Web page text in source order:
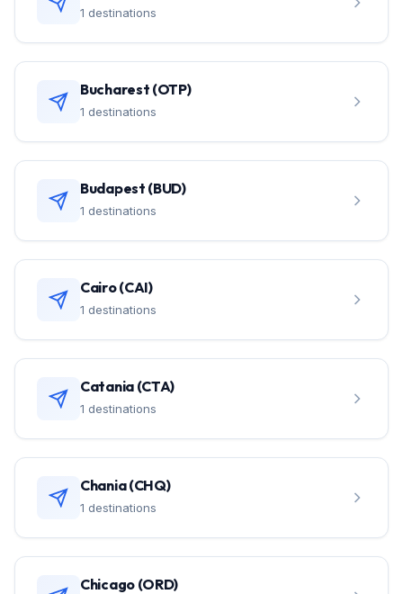
1 destinations
Bucharest (OTP)
1 destinations
Budapest (BUD)
1 destinations
Cairo (CAI)
1 destinations
Catania (CTA)
1 destinations
Chania (CHQ)
1 destinations
Chicago (ORD)